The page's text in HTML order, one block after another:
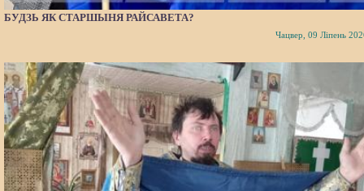
БУДЗЬ ЯК СТАРШЫНЯ РАЙСАВЕТА?
Чацвер, 09 Ліпень